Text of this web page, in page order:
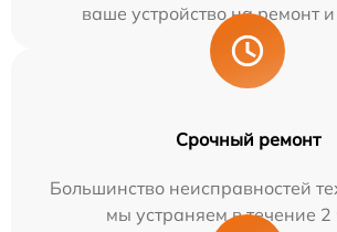
ваше устройство на ремонт
Срочный ремонт
Большинство неисправностей
мы устраняем в течение 2